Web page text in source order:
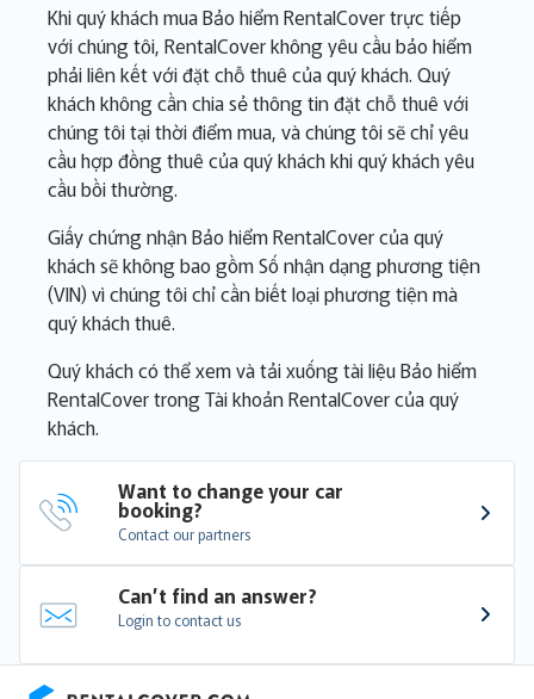
Khi quý khách mua Bảo hiểm RentalCover trực tiếp
với chúng tôi, RentalCover không yêu cầu bảo hiểm
phải liên kết với đặt chỗ thuê của quý khách. Quý
khách không cần chia sẻ thông tin đặt chỗ thuê với
chúng tôi tại thời điểm mua, và chúng tôi sẽ chỉ yêu
cầu hợp đồng thuê của quý khách khi quý khách yêu
cầu bồi thường.
Giấy chứng nhận Bảo hiểm RentalCover của quý
khách sẽ không bao gồm Số nhận dạng phương tiện
(VIN) vì chúng tôi chỉ cần biết loại phương tiện mà
quý khách thuê.
Quý khách có thể xem và tải xuống tài liệu Bảo hiểm
RentalCover trong Tài khoản RentalCover của quý
khách.
Want to change your car
booking?
Contact our partners
Can’t find an answer?
Login to contact us